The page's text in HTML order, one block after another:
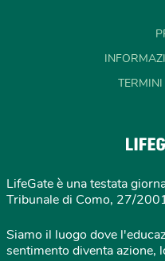
LifeGate è una testata
Tribunale di Como, 27/
Siamo il luogo dove
sentimento diventa azione,